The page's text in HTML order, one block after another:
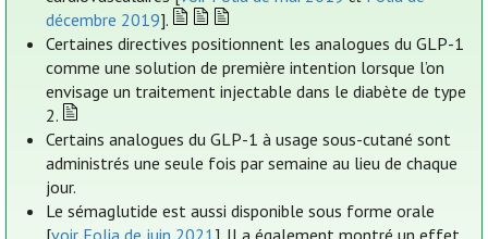
décembre 2019].
Certaines directives positionnent les analogues du GLP-1
comme une solution de première intention lorsque l’on
envisage un traitement injectable dans le diabète de type
2.
Certains analogues du GLP-1 à usage sous-cutané sont
administrés une seule fois par semaine au lieu de chaque
jour.
Le sémaglutide est aussi disponible sous forme orale